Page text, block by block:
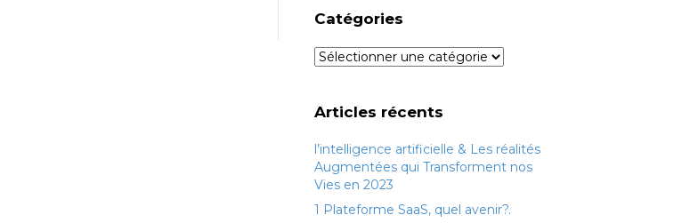
Catégories
Catégories
Articles récents
l’intelligence artificielle & Les réalités
Augmentées qui Transforment nos
Vies en 2023
1 Plateforme SaaS, quel avenir?.